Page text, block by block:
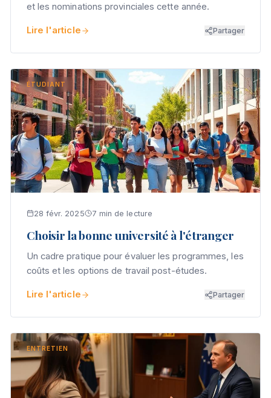
et les nominations provinciales cette année.
Lire l'article Partager
ÉTUDIANT
28 févr. 2025 7 min de lecture
Choisir la bonne université à l'étranger
Un cadre pratique pour évaluer les programmes, les
coûts et les options de travail post-études.
Lire l'article Partager
ENTRETIEN